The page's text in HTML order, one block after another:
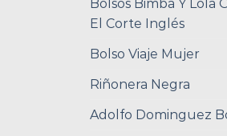
Bolsos Bimba Y Lola
El Corte Inglés
Bolso Viaje Mujer
Riñonera Negra
Adolfo Dominguez